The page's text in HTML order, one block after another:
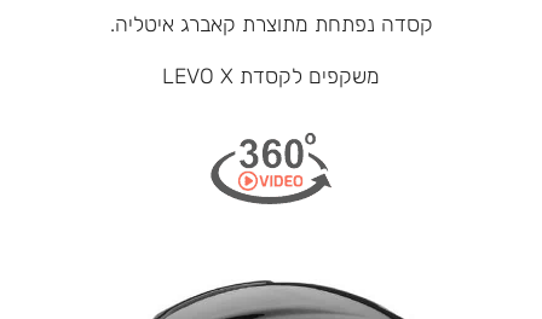
קסדה נפתחת מתוצרת קאברג איטליה.
משקפים לקסדת LEVO X